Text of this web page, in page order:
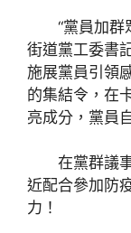
“黨員加群
街道黨工委書
施展黨員引領
的集結令，在
亮成分，黨員
在黨群議
近配合參加防
力！